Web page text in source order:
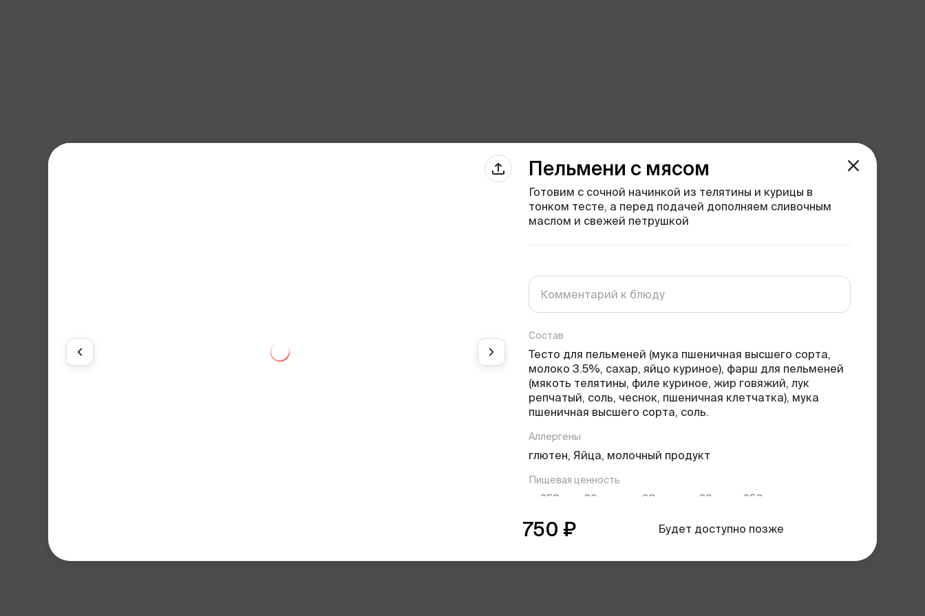
Пельмени с мясом
Готовим с сочной начинкой из телятины и курицы в
тонком тесте, а перед подачей дополняем сливочным
маслом и свежей петрушкой
Состав
Тесто для пельменей (мука пшеничная высшего сорта,
молоко 3.5%, сахар, яйцо куриное), фарш для пельменей
(мякоть телятины, филе куриное, жир говяжий, лук
репчатый, соль, чеснок, пшеничная клетчатка), мука
пшеничная высшего сорта, соль.
Аллергены
глютен, Яйца, молочный продукт
Пищевая ценность
653 29 68 29 250 г
750 ₽ Будет доступно позже